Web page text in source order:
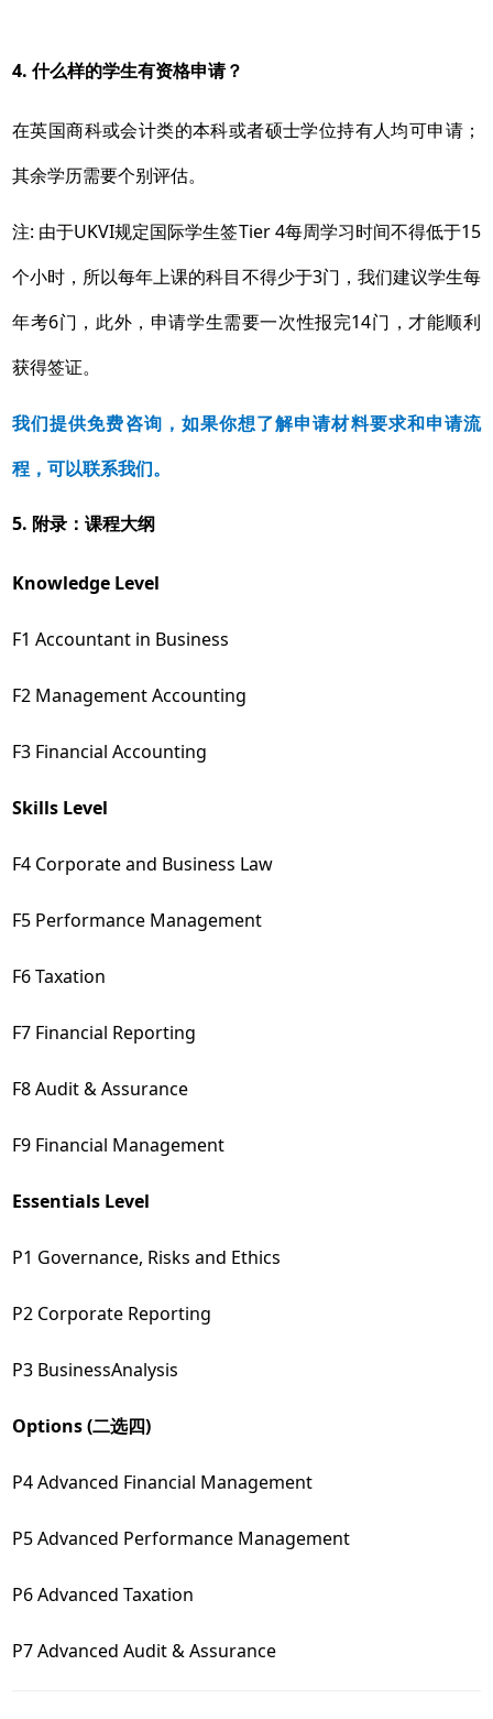
4. 什么样的学生有资格申请？
在英国商科或会计类的本科或者硕士学位持有人均可申请；
其余学历需要个别评估。
注: 由于UKVI规定国际学生签Tier 4每周学习时间不得低于15
个小时，所以每年上课的科目不得少于3门，我们建议学生每
年考6门，此外，申请学生需要一次性报完14门，才能顺利
获得签证。
我们提供免费咨询，如果你想了解申请材料要求和申请流
程，可以联系我们。
5. 附录：课程大纲
Knowledge Level
F1 Accountant in Business
F2 Management Accounting
F3 Financial Accounting
Skills Level
F4 Corporate and Business Law
F5 Performance Management
F6 Taxation
F7 Financial Reporting
F8 Audit & Assurance
F9 Financial Management
Essentials Level
P1 Governance, Risks and Ethics
P2 Corporate Reporting
P3 BusinessAnalysis
Options (二选四)
P4 Advanced Financial Management
P5 Advanced Performance Management
P6 Advanced Taxation
P7 Advanced Audit & Assurance